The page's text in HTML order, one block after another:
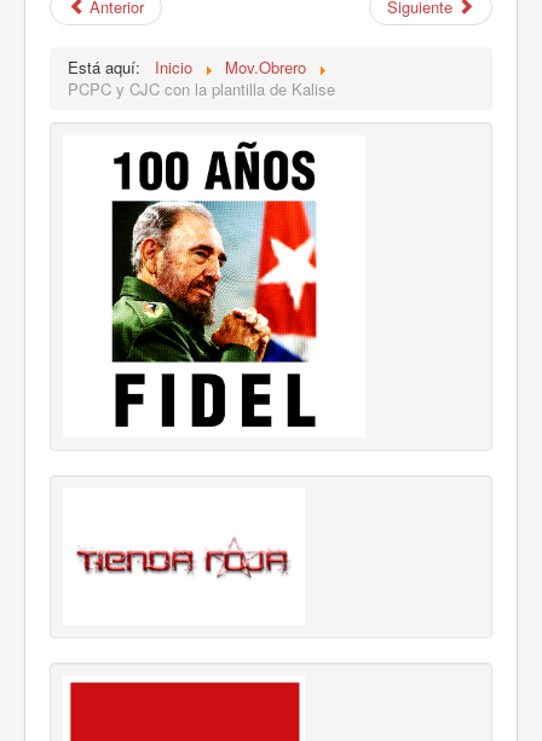
Anterior Siguiente
Está aquí: Inicio
Mov.Obrero
PCPC y CJC con la plantilla de Kalise